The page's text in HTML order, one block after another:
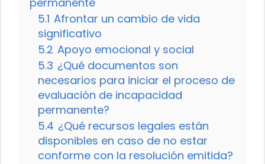
5.1 Afrontar un cambio de vida
significativo
5.2 Apoyo emocional y social
5.3 ¿Qué documentos son
necesarios para iniciar el proceso de
evaluación de incapacidad
permanente?
5.4 ¿Qué recursos legales están
disponibles en caso de no estar
conforme con la resolución emitida?